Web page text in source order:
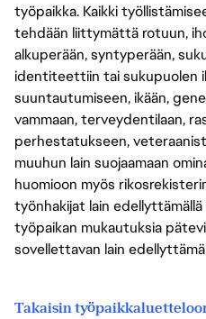
työpaikka. Kaikki
tehdään liittymättä rotuun,
alkuperään, syntyperään,
identiteettiin tai sukupuolen
suuntautumiseen, ikään,
vammaan, terveydentilaan,
perhestatukseen,
muuhun lain suojaamaan
huomioon myös
työnhakijat lain
työpaikan mukautuksia
sovellettavan lain
Takaisin